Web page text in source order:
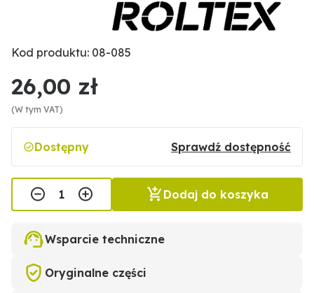
Kod produktu: 08-085
26,00 zł
(W tym VAT)
Dostępny Sprawdź dostępność
Dodaj do koszyka
Wsparcie techniczne
Oryginalne części